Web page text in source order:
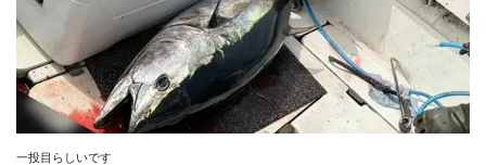
一投目らしいです